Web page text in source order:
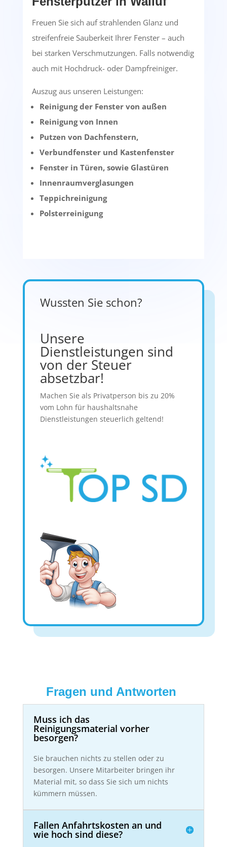
Freuen Sie sich auf strahlenden Glanz und
streifenfreie Sauberkeit Ihrer Fenster – auch
bei starken Verschmutzungen. Falls notwendig
auch mit Hochdruck- oder Dampfreiniger.
Auszug aus unseren Leistungen:
Reinigung der Fenster von außen
Reinigung von Innen
Putzen von Dachfenstern,
Verbundfenster und Kastenfenster
Fenster in Türen, sowie Glastüren
Innenraumverglasungen
Teppichreinigung
Polsterreinigung
Wussten Sie schon?
Unsere
Dienstleistungen sind
von der Steuer
absetzbar!
Machen Sie als Privatperson bis zu 20%
vom Lohn für haushaltsnahe
Dienstleistungen steuerlich geltend!
Fragen und Antworten
Muss ich das
Reinigungsmaterial vorher
besorgen?
Sie brauchen nichts zu stellen oder zu
besorgen. Unsere Mitarbeiter bringen ihr
Material mit, so dass Sie sich um nichts
kümmern müssen.
Fallen Anfahrtskosten an und
wie hoch sind diese?